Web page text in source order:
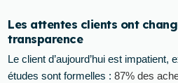
Les attentes clients ont
transparence
Le client d’aujourd’hui est impatient,
études sont formelles :87% des